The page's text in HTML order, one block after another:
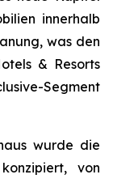
innerhalb
was den
& Resorts
Segment
wurde die
von